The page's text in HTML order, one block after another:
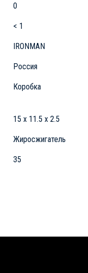
0
< 1
IRONMAN
Россия
Коробка
15 x 11.5 x 2.5
Жиросжигатель
35